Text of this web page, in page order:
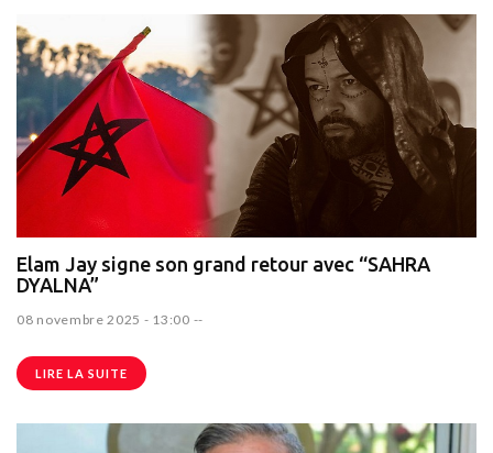
Elam Jay signe son grand retour avec “SAHRA
DYALNA”
08 novembre 2025 - 13:00 --
LIRE LA SUITE